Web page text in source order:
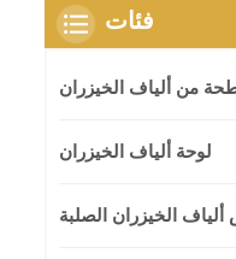
فئات
من ألياف الخيزران
لوحة ألياف الخيزران
الخيزران الصلبة